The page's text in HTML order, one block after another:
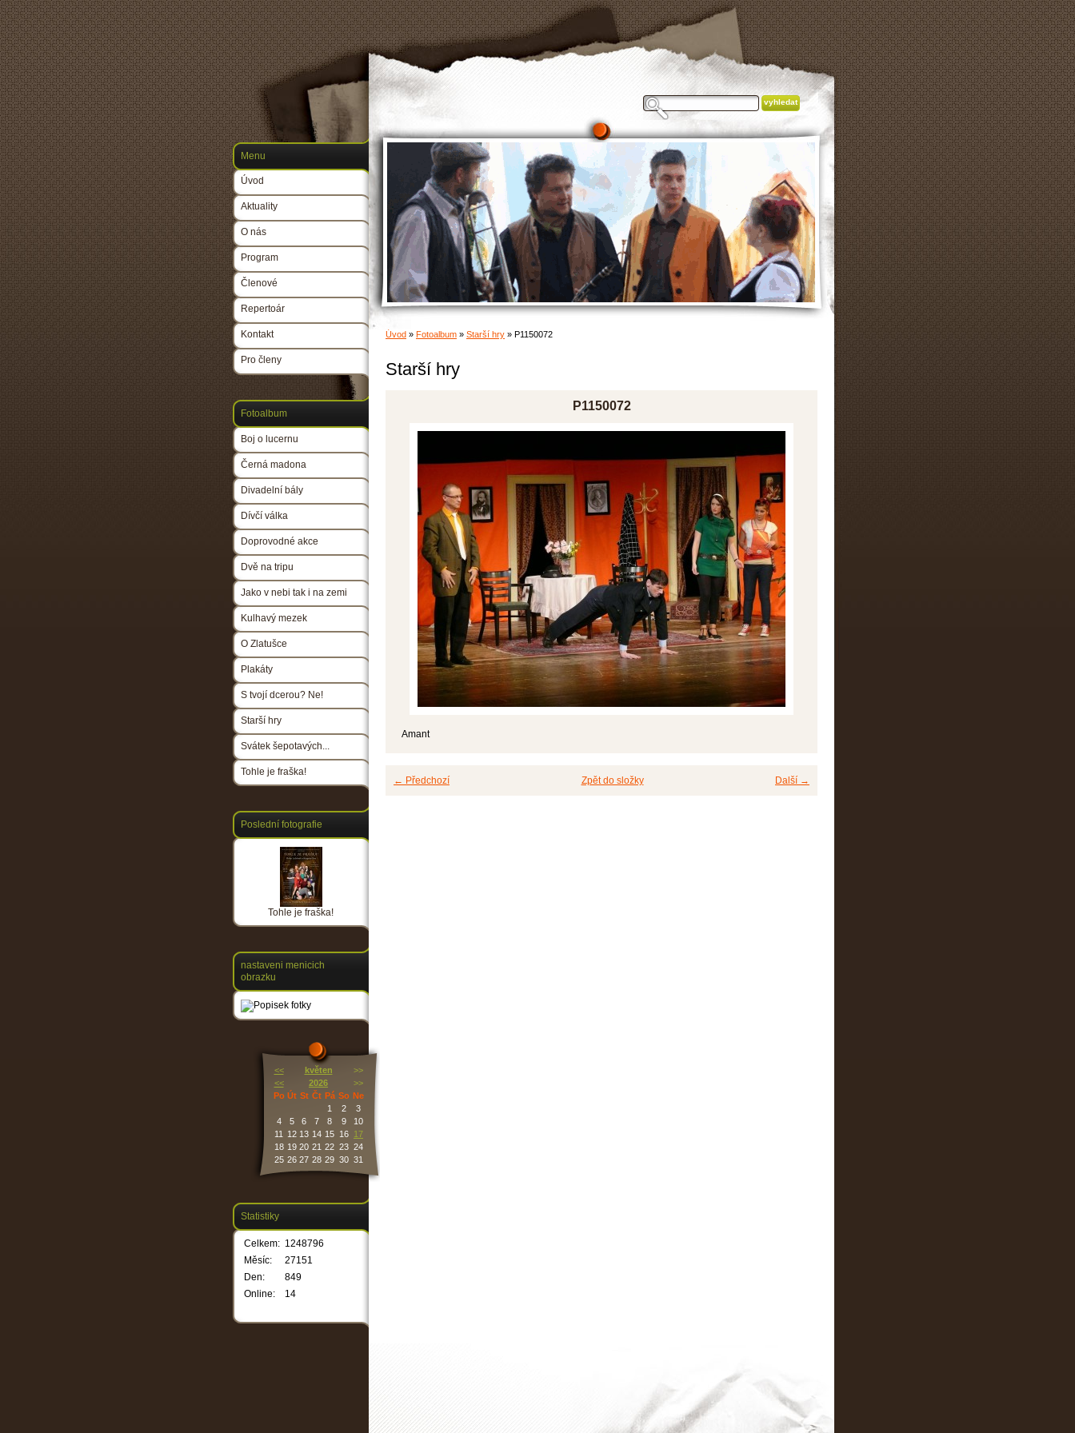
Úvod » Fotoalbum » Starší hry » P1150072
Starší hry
P1150072
Amant
← Předchozí Další →
Zpět do složky
Menu
Úvod
Aktuality
O nás
Program
Členové
Repertoár
Kontakt
Pro členy
Fotoalbum
Boj o lucernu
Černá madona
Divadelní bály
Dívčí válka
Doprovodné akce
Dvě na tripu
Jako v nebi tak i na zemi
Kulhavý mezek
O Zlatušce
Plakáty
S tvojí dcerou? Ne!
Starší hry
Svátek šepotavých...
Tohle je fraška!
Poslední fotografie
Tohle je fraška!
nastaveni menicich
obrazku
<< květen
>>
<<
2026
>>
Po Út St Čt Pá So Ne
1
2
3
4
5 6 7 8 9
10
11
12 13 14 15 16
17
18 19 20 21 22 23 24
25 26 27 28 29 30 31
Statistiky
Online: 14
Celkem: 1248796
Měsíc:
27151
Den:
849